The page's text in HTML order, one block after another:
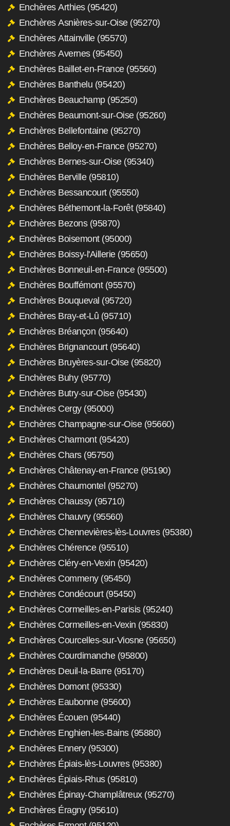
Enchères Arthies (95420)
Enchères Asnières-sur-Oise (95270)
Enchères Attainville (95570)
Enchères Avernes (95450)
Enchères Baillet-en-France (95560)
Enchères Banthelu (95420)
Enchères Beauchamp (95250)
Enchères Beaumont-sur-Oise (95260)
Enchères Bellefontaine (95270)
Enchères Belloy-en-France (95270)
Enchères Bernes-sur-Oise (95340)
Enchères Berville (95810)
Enchères Bessancourt (95550)
Enchères Béthemont-la-Forêt (95840)
Enchères Bezons (95870)
Enchères Boisemont (95000)
Enchères Boissy-l'Aillerie (95650)
Enchères Bonneuil-en-France (95500)
Enchères Bouffémont (95570)
Enchères Bouqueval (95720)
Enchères Bray-et-Lû (95710)
Enchères Bréançon (95640)
Enchères Brignancourt (95640)
Enchères Bruyères-sur-Oise (95820)
Enchères Buhy (95770)
Enchères Butry-sur-Oise (95430)
Enchères Cergy (95000)
Enchères Champagne-sur-Oise (95660)
Enchères Charmont (95420)
Enchères Chars (95750)
Enchères Châtenay-en-France (95190)
Enchères Chaumontel (95270)
Enchères Chaussy (95710)
Enchères Chauvry (95560)
Enchères Chennevières-lès-Louvres (95380)
Enchères Chérence (95510)
Enchères Cléry-en-Vexin (95420)
Enchères Commeny (95450)
Enchères Condécourt (95450)
Enchères Cormeilles-en-Parisis (95240)
Enchères Cormeilles-en-Vexin (95830)
Enchères Courcelles-sur-Viosne (95650)
Enchères Courdimanche (95800)
Enchères Deuil-la-Barre (95170)
Enchères Domont (95330)
Enchères Eaubonne (95600)
Enchères Écouen (95440)
Enchères Enghien-les-Bains (95880)
Enchères Ennery (95300)
Enchères Épiais-lès-Louvres (95380)
Enchères Épiais-Rhus (95810)
Enchères Épinay-Champlâtreux (95270)
Enchères Éragny (95610)